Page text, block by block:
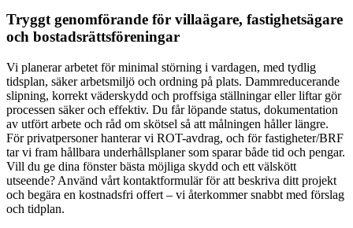
Tryggt genomförande för villaägare, fastighetsägare
och bostadsrättsföreningar
Vi planerar arbetet för minimal störning i vardagen, med tydlig
tidsplan, säker arbetsmiljö och ordning på plats. Dammreducerande
slipning, korrekt väderskydd och proffsiga ställningar eller liftar gör
processen säker och effektiv. Du får löpande status, dokumentation
av utfört arbete och råd om skötsel så att målningen håller längre.
För privatpersoner hanterar vi ROT-avdrag, och för fastigheter/BRF
tar vi fram hållbara underhållsplaner som sparar både tid och pengar.
Vill du ge dina fönster bästa möjliga skydd och ett välskött
utseende? Använd vårt kontaktformulär för att beskriva ditt projekt
och begära en kostnadsfri offert – vi återkommer snabbt med förslag
och tidplan.